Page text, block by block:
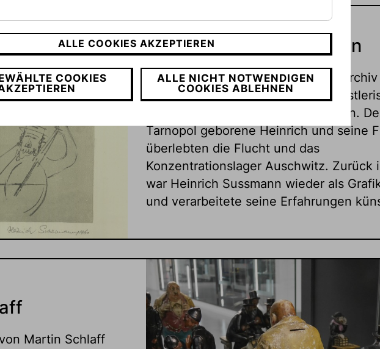
Die Sammlung Sussmann
Die Sammlung Sussmann wird im Archiv
aufbewahrt und umfasst einen
Teilnachlass von Heinrich Sussmann.
Tarnopol geborene Heinrich und seine
überlebten die Flucht und das
Konzentrationslager Auschwitz. Zurück
war Heinrich Sussmann wieder als
und verarbeitete seine Erfahrungen
Martin Schlaff
ALLE COOKIES AKZEPTIEREN
COOKIES
ALLE NICHT NOTWENDIGEN
COOKIES ABLEHNEN